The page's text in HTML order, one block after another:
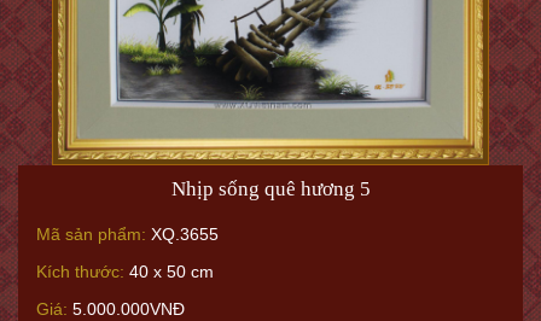
Nhịp sống quê hương 5
Mã sản phẩm: XQ.3655
Kích thước: 40 x 50 cm
Giá: 5.000.000VNĐ